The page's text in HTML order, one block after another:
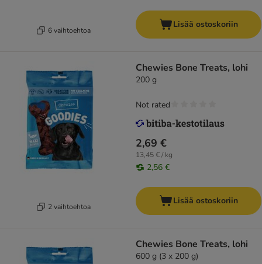
6 vaihtoehtoa
Lisää ostoskoriin
2 vaihtoehtoa
Chewies Bone Treats, lohi
200 g
2,69 €
13,45 € / kg
2,56 €
Not rated
Lisää ostoskoriin
Chewies Bone Treats, lohi
600 g (3 x 200 g)